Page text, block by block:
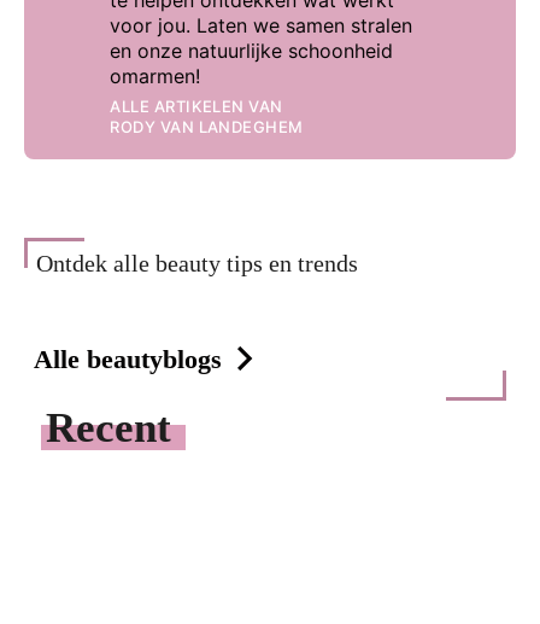
voor jou. Laten we samen stralen
en onze natuurlijke schoonheid
omarmen!
ALLE ARTIKELEN VAN
RODY VAN LANDEGHEM
Ontdek alle beauty tips en trends
Alle beautyblogs
Recent